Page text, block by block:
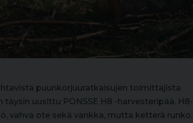
puunkorjuuratkaisujen toimittajista
uusittu PONSSE H8 -harvesteripää. H8-
vahva ote sekä vankka, mutta ketterä runko.